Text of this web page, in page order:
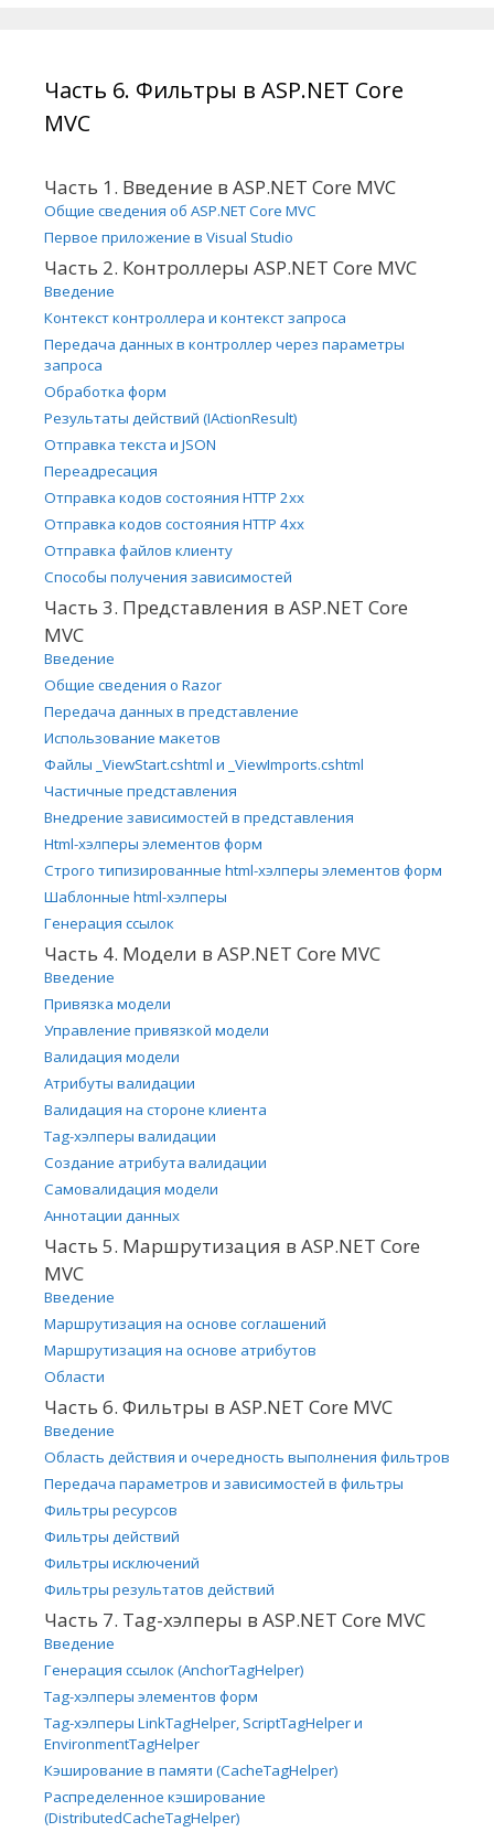
Часть 6. Фильтры в ASP.NET Core
MVC
Часть 1. Введение в ASP.NET Core MVC
Общие сведения об ASP.NET Core MVC
Первое приложение в Visual Studio
Часть 2. Контроллеры ASP.NET Core MVC
Введение
Контекст контроллера и контекст запроса
Передача данных в контроллер через параметры
запроса
Обработка форм
Результаты действий (IActionResult)
Отправка текста и JSON
Переадресация
Отправка кодов состояния HTTP 2xx
Отправка кодов состояния HTTP 4xx
Отправка файлов клиенту
Способы получения зависимостей
Часть 3. Представления в ASP.NET Core
MVC
Введение
Общие сведения о Razor
Передача данных в представление
Использование макетов
Файлы _ViewStart.cshtml и _ViewImports.cshtml
Частичные представления
Внедрение зависимостей в представления
Html-хэлперы элементов форм
Строго типизированные html-хэлперы элементов форм
Шаблонные html-хэлперы
Генерация ссылок
Часть 4. Модели в ASP.NET Core MVC
Введение
Привязка модели
Управление привязкой модели
Валидация модели
Атрибуты валидации
Валидация на стороне клиента
Tag-хэлперы валидации
Создание атрибута валидации
Самовалидация модели
Аннотации данных
Часть 5. Маршрутизация в ASP.NET Core
MVC
Введение
Маршрутизация на основе соглашений
Маршрутизация на основе атрибутов
Области
Часть 6. Фильтры в ASP.NET Core MVC
Введение
Область действия и очередность выполнения фильтров
Передача параметров и зависимостей в фильтры
Фильтры ресурсов
Фильтры действий
Фильтры исключений
Фильтры результатов действий
Часть 7. Tag-хэлперы в ASP.NET Core MVC
Введение
Генерация ссылок (AnchorTagHelper)
Tag-хэлперы элементов форм
Tag-хэлперы LinkTagHelper, ScriptTagHelper и
EnvironmentTagHelper
Кэширование в памяти (CacheTagHelper)
Распределенное кэширование
(DistributedCacheTagHelper)